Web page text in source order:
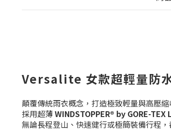
Versalite 女款超輕量防
顛覆傳統雨衣概念，打造極致輕量與高壓縮
採用超薄WINDSTOPPER® by GORE-TEX
無論長程登山、快速健行或極簡裝備行程